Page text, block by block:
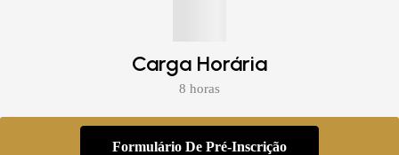
Carga Horária
8 horas
Formulário De Pré-Inscrição